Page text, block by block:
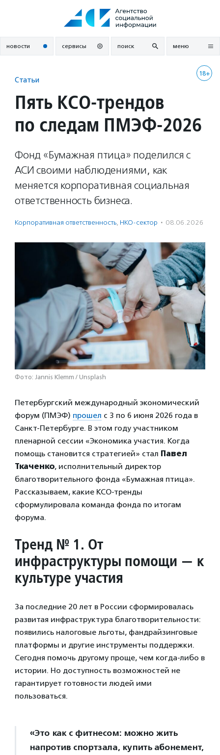
новости сервисы поиск меню
18+
Статьи
Пять КСО-трендов
по следам ПМЭФ-2026
Фонд «Бумажная птица» поделился с
АСИ своими наблюдениями, как
меняется корпоративная социальная
ответственность бизнеса.
Корпоративная ответственность, НКО-сектор · 08.06.2026
Фото: Jannis Klemm / Unsplash
Петербургский международный экономический
форум (ПМЭФ) прошел с 3 по 6 июня 2026 года в
Санкт-Петербурге. В этом году участником
пленарной сессии «Экономика участия. Когда
помощь становится стратегией» стал Павел
Ткаченко, исполнительный директор
благотворительного фонда «Бумажная птица».
Рассказываем, какие КСО-тренды
сформулировала команда фонда по итогам
форума.
Тренд № 1. От
инфраструктуры помощи — к
культуре участия
За последние 20 лет в России сформировалась
развитая инфраструктура благотворительности:
появились налоговые льготы, фандрайзинговые
платформы и другие инструменты поддержки.
Сегодня помочь другому проще, чем когда-либо в
истории. Но доступность возможностей не
гарантирует готовности людей ими
пользоваться.
«Это как с фитнесом: можно жить
напротив спортзала, купить абонемент,